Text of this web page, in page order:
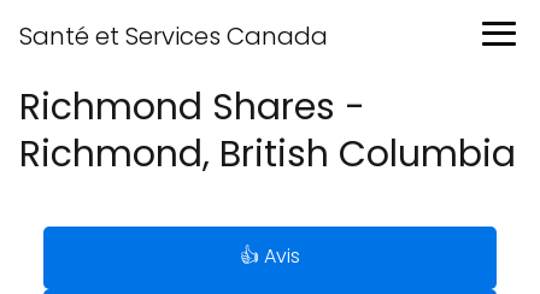
Santé et Services Canada
Richmond Shares -
Richmond, British Columbia
👍 Avis